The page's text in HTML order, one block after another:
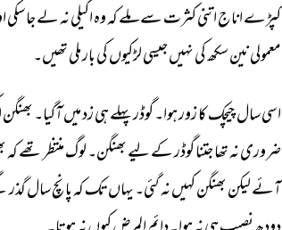
کپڑے اناج اتنی کثرت سے ملے کہ وہ اکیلی نہ لے جا سکی
معمولی نین سکھ کی نہیں جیسی لڑکیوں کی بار ملی تھیں۔
اسی سال چیچک کا زور ہوا۔ گوڈر پہلے ہی زد میں آگیا۔ بھنگن
ضروری نہ تھا جتنا گوڈر کے لیے بھنگن۔ لوگ منتظر تھے کہ
آئے لیکن بھنگن کہیں نہ گئی۔ یہاں تک کہ پانچ سال گذر